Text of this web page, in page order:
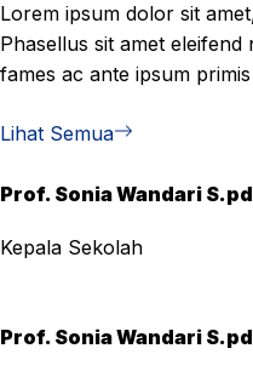
Lorem ipsum dolor sit
Phasellus sit amet
fames ac ante ipsum
Lihat Semua
Prof. Sonia Wandari S.pd
Kepala Sekolah
Prof. Sonia Wandari S.pd